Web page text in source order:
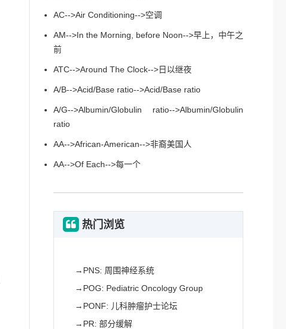
AC-->Air Conditioning-->空调
AM-->In the Morning, before Noon-->早上，中午之
前
ATC-->Around The Clock-->日以继夜
A/B-->Acid/Base ratio-->Acid/Base ratio
A/G-->Albumin/Globulin ratio-->Albumin/Globulin
ratio
AA-->African-American-->非裔美国人
AA-->Of Each-->每一个
热门浏览
→ PNS: 周围神经系统
→ POG: Pediatric Oncology Group
→ PONF: 儿科肿瘤护士论坛
→ PR: 部分缓解